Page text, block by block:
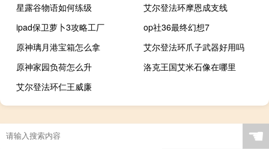
星露谷物语如何练级
艾尔登法环摩恩成支线
ipad保卫萝卜3攻略工厂
op社36最终幻想7
原神璃月港宝箱怎么拿
艾尔登法环爪子武器好用吗
原神家园负荷怎么升
洛克王国艾米石像在哪里
艾尔登法环仁王威廉
☚